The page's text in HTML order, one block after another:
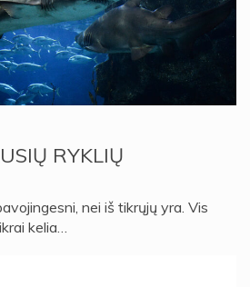
RYKLIŲ
nei iš tikrųjų yra. Vis
kelia…